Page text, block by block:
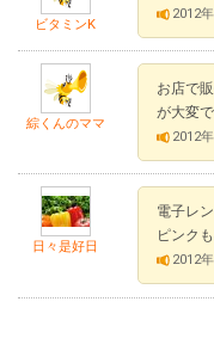
ビタミンK
2012
綜くんのママ
お店で
が大変で
2012
日々是好日
電子レ
ピンク
2012